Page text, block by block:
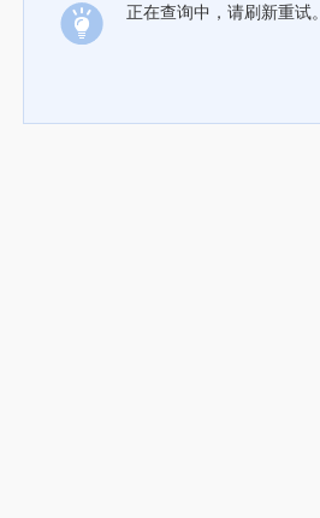
正在查询中，请刷新重试。